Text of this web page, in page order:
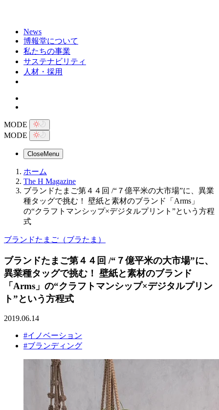
News
博報堂について
私たちの事業
サステナビリティ
人材・採用
MODE
MODE
CloseMenu
ホーム
The H Magazine
ブランドたまご第４４回 /“７億平米の大市場”に、異業
種タッグで挑む！ 壁紙と素材のブランド「Arms」
の“クラフトマンシップ×デジタルプリント”という方程
式
ブランドたまご（ブラたま）
ブランドたまご第４４回 /“７億平米の大市場”に、
異業種タッグで挑む！ 壁紙と素材のブランド
「Arms」の“クラフトマンシップ×デジタルプリン
ト”という方程式
2019.06.14
#イノベーション
#ブランディング